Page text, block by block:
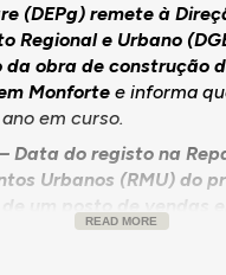
(DEPg) remete à
Regional e Urbano
obra de construção
Monforte e informa
em curso.
Data do registo na
Urbanos (RMU) do
de um posto de vendas
Gabinete de Apoio
READ MORE